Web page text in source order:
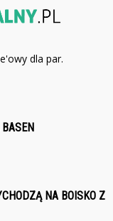
dla par.
BASEN
NA BOISKO Z